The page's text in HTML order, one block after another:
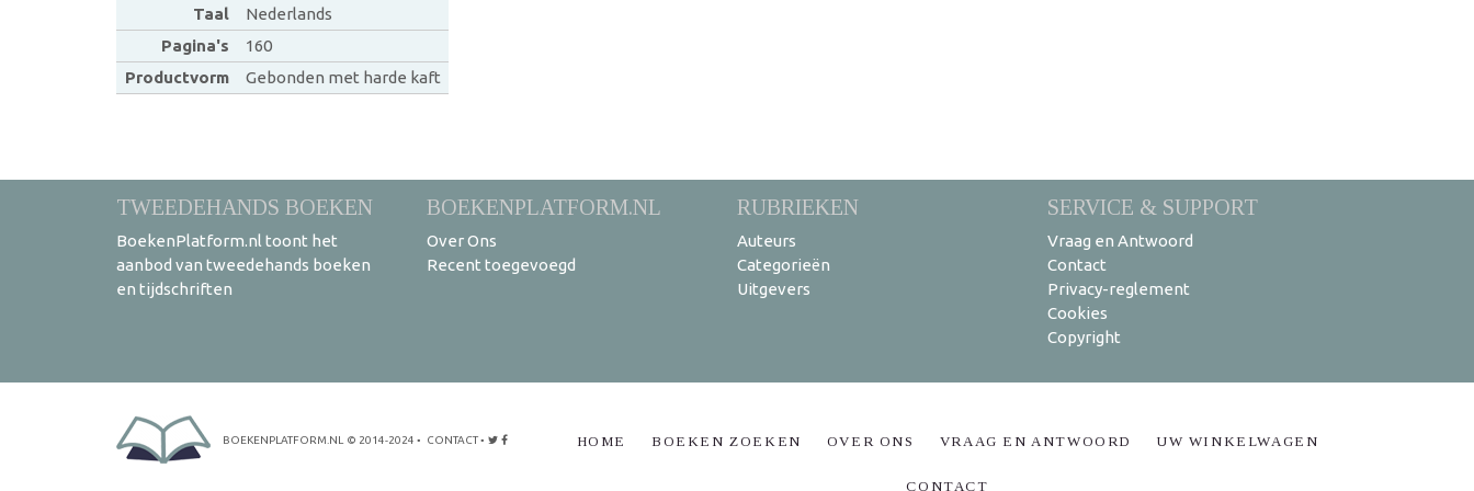
Taal
Nederlands
Pagina's
160
Productvorm
Gebonden met harde kaft
TWEEDEHANDS BOEKEN
BoekenPlatform.nl toont het
aanbod van tweedehands boeken
en tijdschriften
BOEKENPLATFORM.NL
Over Ons
Recent toegevoegd
RUBRIEKEN
Auteurs
Categorieën
Uitgevers
SERVICE & SUPPORT
Vraag en Antwoord
Contact
Privacy-reglement
Cookies
Copyright
BOEKENPLATFORM.NL © 2014-2024 • CONTACT• HOME BOEKEN ZOEKEN OVER ONS VRAAG EN ANTWOORD UW WINKELWAGEN
CONTACT